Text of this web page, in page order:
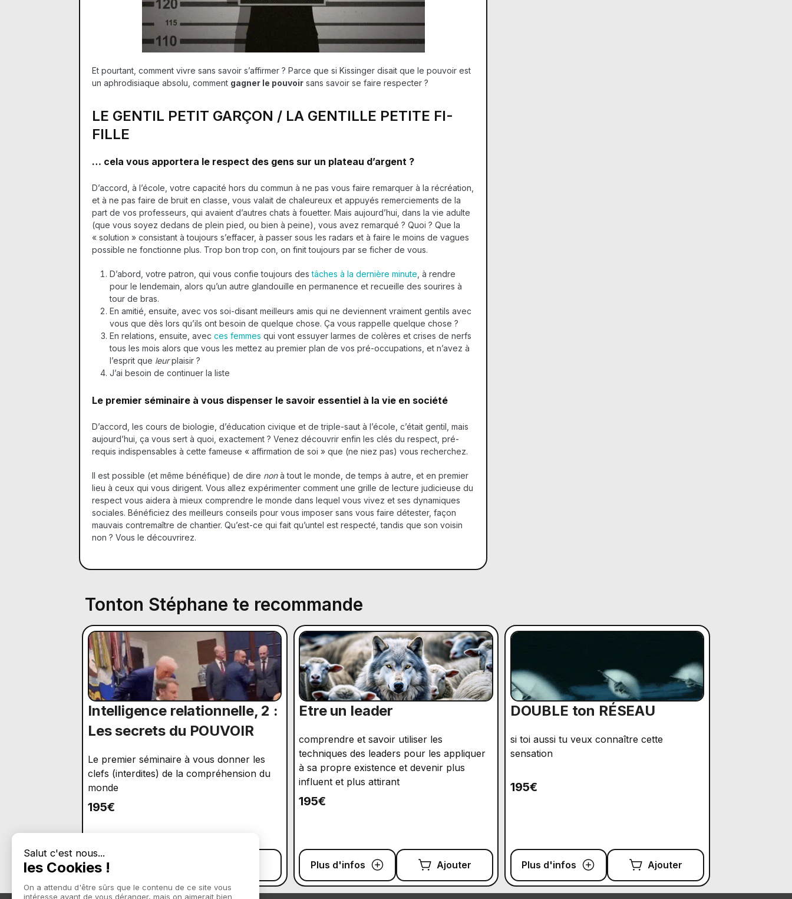
Et pourtant, comment vivre sans savoir s’affirmer ? Parce que si Kissinger disait que le pouvoir est
un aphrodisiaque absolu, comment gagner le pouvoirsans savoir se faire respecter ?
LE GENTIL PETIT GARÇON / LA GENTILLE PETITE FI-
FILLE
… cela vous apportera le respect des gens sur un plateau d’argent ?
D’accord, à l’école, votre capacité hors du commun à ne pas vous faire remarquer à la récréation,
et à ne pas faire de bruit en classe, vous valait de chaleureux et appuyés remerciements de la
part de vos professeurs, qui avaient d’autres chats à fouetter. Mais aujourd’hui, dans la vie adulte
(que vous soyez dedans de plein pied, ou bien à peine), vous avez remarqué ? Quoi ? Que la
« solution » consistant à toujours s’effacer, à passer sous les radars et à faire le moins de vagues
possible ne fonctionne plus. Trop bon trop con, on finit toujours par se ficher de vous.
D’abord, votre patron, qui vous confie toujours destâches à la dernière minute , à rendre
pour le lendemain, alors qu’un autre glandouille en permanence et recueille des sourires à
tour de bras.
En amitié, ensuite, avec vos soi-disant meilleurs amis qui ne deviennent vraiment gentils avec
vous que dès lors qu’ils ont besoin de quelque chose. Ça vous rappelle quelque chose ?
En relations, ensuite, avec ces femmes qui vont essuyer larmes de colères et crises de nerfs
tous les mois alors que vous les mettez au premier plan de vos pré-occupations, et n’avez à
l’esprit que leurplaisir ?
J’ai besoin de continuer la liste
Le premier séminaire à vous dispenser le savoir essentiel à la vie en société
D’accord, les cours de biologie, d’éducation civique et de triple-saut à l’école, c’était gentil, mais
aujourd’hui, ça vous sert à quoi, exactement ? Venez découvrir enfin les clés du respect, pré-
requis indispensables à cette fameuse « affirmation de soi » que (ne niez pas) vous recherchez.
Il est possible (et même bénéfique) de dire nonà tout le monde, de temps à autre, et en premier
lieu à ceux qui vous dirigent. Vous allez expérimenter comment une grille de lecture judicieuse du
respect vous aidera à mieux comprendre le monde dans lequel vous vivez et ses dynamiques
sociales. Bénéficiez des meilleurs conseils pour vous imposer sans vous faire détester, façon
mauvais contremaître de chantier. Qu’est-ce qui fait qu’untel est respecté, tandis que son voisin
non ? Vous le découvrirez.
Tonton Stéphane te recommande
Intelligence relationnelle, 2 :
Les secrets du POUVOIR
Le premier séminaire à vous donner les
clefs (interdites) de la compréhension du
monde
195€
Plus d'infos
Etre un leader
comprendre et savoir utiliser les
techniques des leaders pour les appliquer
à sa propre existence et devenir plus
influent et plus attirant
195€
Plus d'infos Ajouter
DOUBLE ton RÉSEAU
si toi aussi tu veux connaître cette
sensation
195€
Plus d'infos Ajouter